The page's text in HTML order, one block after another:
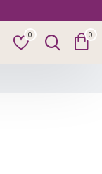
0 0